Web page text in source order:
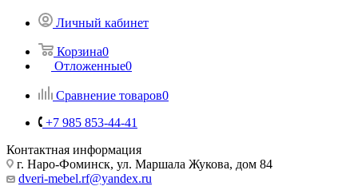
Личный кабинет
Корзина0
Отложенные0
Сравнение товаров0
+7 985 853-44-41
Контактная информация
г. Наро-Фоминск, ул. Маршала Жукова, дом 84
dveri-mebel.rf@yandex.ru